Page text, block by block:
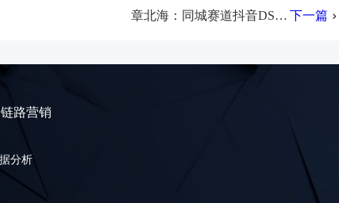
章北海：同城赛道抖音DSO获客0-1实操经验 下一篇
路营销
分析